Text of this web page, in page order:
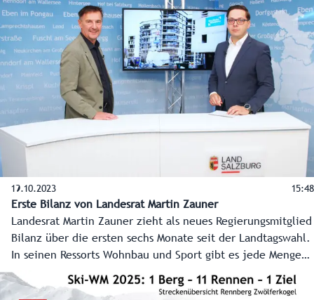
fast 20 Jahren eine neue Leiterin. Die 40-jährige
Magistrats-Juristin Johanna Fellinger übernimmt das Amt
als Kinder- und Jugendanwältin von Juristin und Mediatorin
Andrea Holz-Dahrenstaedt. Soziallandesrat Christian Pewny
traf die neue Kinder- und Jugendanwältin Johanna
Fellinger zu einem ersten Austausch.
19.10.2023 15:48
Erste Bilanz von Landesrat Martin Zauner
Landesrat Martin Zauner zieht als neues Regierungsmitglied
Bilanz über die ersten sechs Monate seit der Landtagswahl.
In seinen Ressorts Wohnbau und Sport gibt es jede Menge
zu tun, genau darauf geht er in diesem Studiogespräch mit
Chefredakteur Franz Wieser ein.